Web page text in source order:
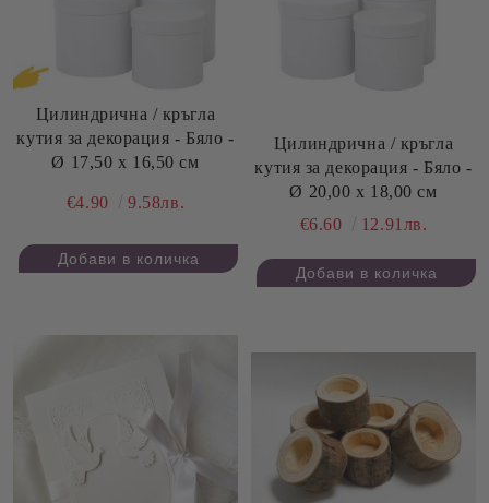
Цилиндрична / кръгла
кутия за декорация - Бяло -
Ø 17,50 х 16,50 см
€4.90 9.58лв.
Цилиндрична / кръгла
кутия за декорация - Бяло -
Ø 20,00 х 18,00 см
€6.60
12.91лв.